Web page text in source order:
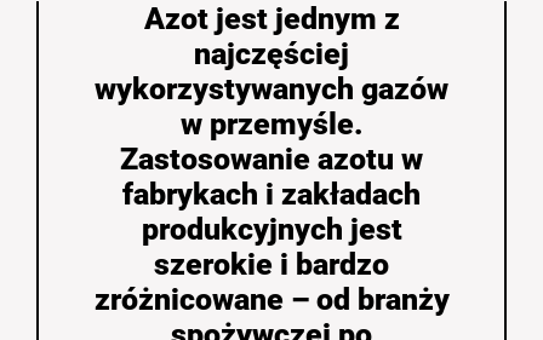
Azot jest jednym z
najczęściej
wykorzystywanych gazów
w przemyśle.
Zastosowanie azotu w
fabrykach i zakładach
produkcyjnych jest
szerokie i bardzo
zróżnicowane – od branży